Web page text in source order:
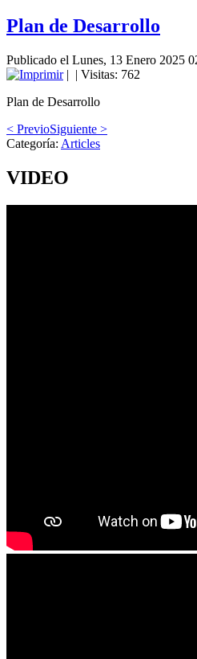
Plan de Desarrollo
Publicado el Lunes, 13 Enero 2025
| | Visitas: 762
Plan de Desarrollo
< PrevioSiguiente >
Categoría: Articles
VIDEO